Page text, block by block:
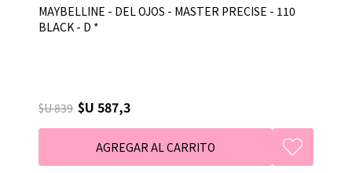
MAYBELLINE - DEL OJOS - MASTER PRECISE - 110
BLACK - D *
$U 839 $U 587,3